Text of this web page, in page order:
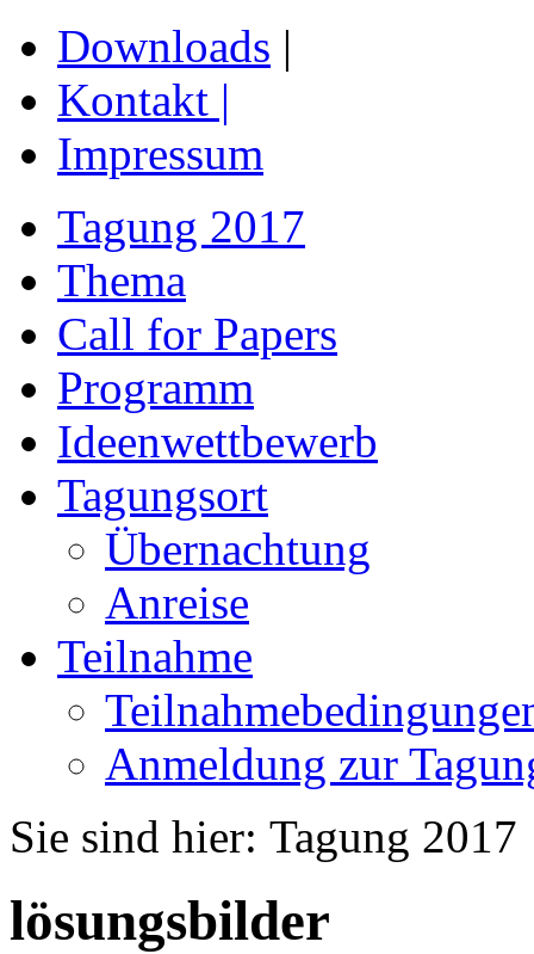
Downloads |
Kontakt |
Impressum
Tagung 2017
Thema
Call for Papers
Programm
Ideenwettbewerb
Tagungsort
Übernachtung
Anreise
Teilnahme
Anmeldung zur
Sie sind hier: Tagung 2017
lösungsbilder